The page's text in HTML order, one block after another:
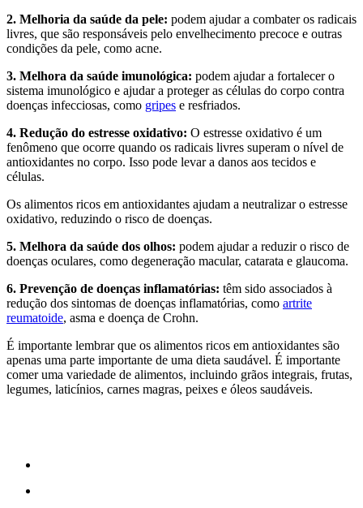
2. Melhoria da saúde da pele: podem ajudar a combater os radicais
livres, que são responsáveis pelo envelhecimento precoce e outras
condições da pele, como acne.
3. Melhora da saúde imunológica: podem ajudar a fortalecer o
sistema imunológico e ajudar a proteger as células do corpo contra
doenças infecciosas, como gripes e resfriados.
4. Redução do estresse oxidativo: O estresse oxidativo é um
fenômeno que ocorre quando os radicais livres superam o nível de
antioxidantes no corpo. Isso pode levar a danos aos tecidos e
células.
Os alimentos ricos em antioxidantes ajudam a neutralizar o estresse
oxidativo, reduzindo o risco de doenças.
5. Melhora da saúde dos olhos: podem ajudar a reduzir o risco de
doenças oculares, como degeneração macular, catarata e glaucoma.
6. Prevenção de doenças inflamatórias: têm sido associados à
redução dos sintomas de doenças inflamatórias, como artrite
reumatoide, asma e doença de Crohn.
É importante lembrar que os alimentos ricos em antioxidantes são
apenas uma parte importante de uma dieta saudável. É importante
comer uma variedade de alimentos, incluindo grãos integrais, frutas,
legumes, laticínios, carnes magras, peixes e óleos saudáveis.